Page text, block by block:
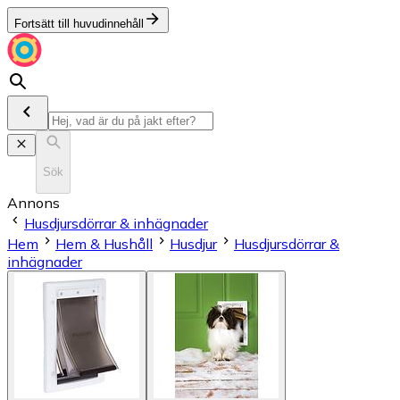
Fortsätt till huvudinnehåll
Sök
Annons
Husdjursdörrar & inhägnader
Hem
Hem & Hushåll Husdjur
Husdjursdörrar &
inhägnader